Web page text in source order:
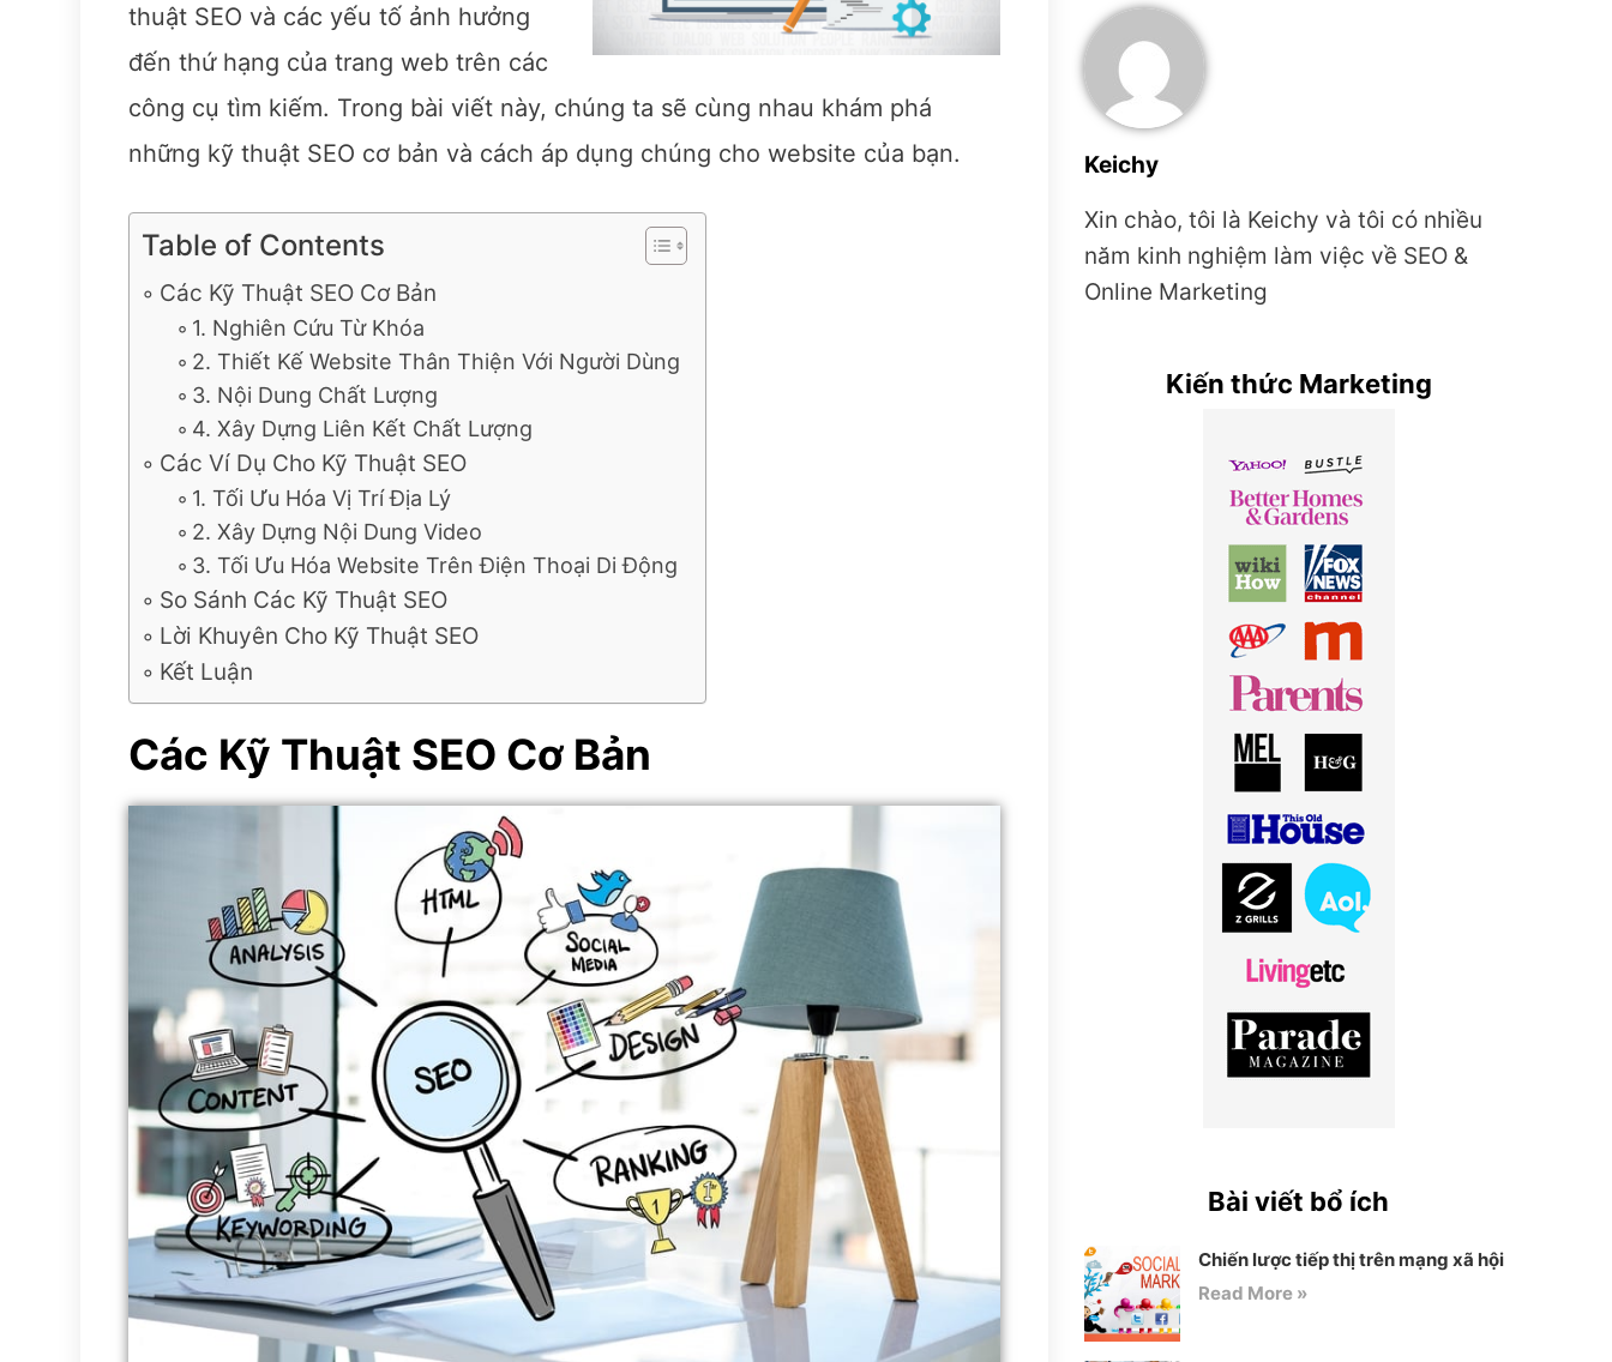
thuật SEO và các yếu tố ảnh hưởng
đến thứ hạng của trang web trên các
công cụ tìm kiếm. Trong bài viết này, chúng ta sẽ cùng nhau khám phá
những kỹ thuật SEO cơ bản và cách áp dụng chúng cho website của bạn.
Table of Contents
Các Kỹ Thuật SEO Cơ Bản
1. Nghiên Cứu Từ Khóa
2. Thiết Kế Website Thân Thiện Với Người Dùng
3. Nội Dung Chất Lượng
4. Xây Dựng Liên Kết Chất Lượng
Các Ví Dụ Cho Kỹ Thuật SEO
1. Tối Ưu Hóa Vị Trí Địa Lý
2. Xây Dựng Nội Dung Video
3. Tối Ưu Hóa Website Trên Điện Thoại Di Động
So Sánh Các Kỹ Thuật SEO
Lời Khuyên Cho Kỹ Thuật SEO
Kết Luận
Các Kỹ Thuật SEO Cơ Bản
Keichy
Xin chào, tôi là Keichy và tôi có nhiều
năm kinh nghiệm làm việc về SEO &
Online Marketing
Kiến thức Marketing
Bài viết bổ ích
Chiến lược tiếp thị trên mạng xã hội
Read More »